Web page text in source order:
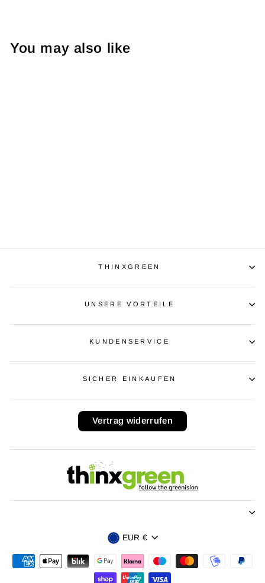
You may also like
THINXGREEN
UNSERE VORTEILE
KUNDENSERVICE
SICHER EINKAUFEN
Vertrag widerrufen
Währung
EUR €